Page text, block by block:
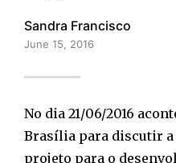
Sandra Francisco
June 15, 2016
No dia 21/06/2016
Brasília para discutir
projeto para o